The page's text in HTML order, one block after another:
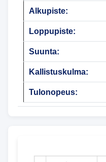
Alkupiste:
Loppupiste:
Suunta:
Kallistuskulma:
Tulonopeus: